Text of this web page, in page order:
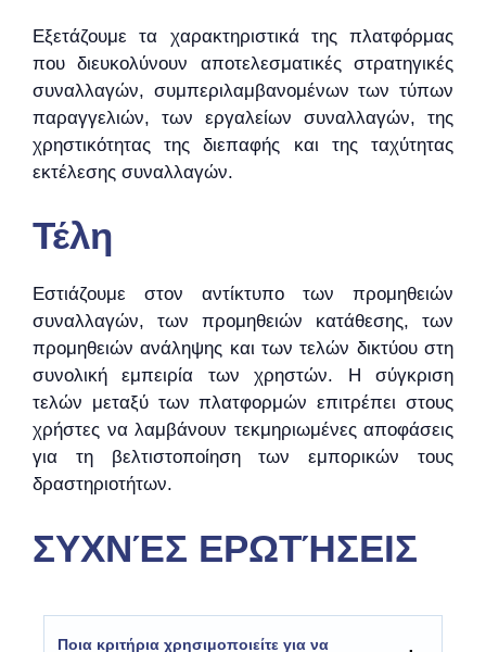
Εξετάζουμε τα χαρακτηριστικά της πλατφόρμας
που διευκολύνουν αποτελεσματικές στρατηγικές
συναλλαγών, συμπεριλαμβανομένων των τύπων
παραγγελιών, των εργαλείων συναλλαγών, της
χρηστικότητας της διεπαφής και της ταχύτητας
εκτέλεσης συναλλαγών.
Τέλη
Εστιάζουμε στον αντίκτυπο των προμηθειών
συναλλαγών, των προμηθειών κατάθεσης, των
προμηθειών ανάληψης και των τελών δικτύου στη
συνολική εμπειρία των χρηστών. Η σύγκριση
τελών μεταξύ των πλατφορμών επιτρέπει στους
χρήστες να λαμβάνουν τεκμηριωμένες αποφάσεις
για τη βελτιστοποίηση των εμπορικών τους
δραστηριοτήτων.
ΣΥΧΝΈΣ ΕΡΩΤΉΣΕΙΣ
Ποια κριτήρια χρησιμοποιείτε για να